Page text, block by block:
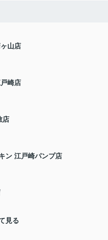
山店
崎店
店
ン 江戸崎パンプ店
見る